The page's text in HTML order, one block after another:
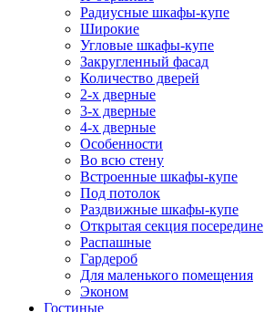
Радиусные шкафы-купе
Широкие
Угловые шкафы-купе
Закругленный фасад
Количество дверей
2-х дверные
3-х дверные
4-х дверные
Особенности
Во всю стену
Встроенные шкафы-купе
Под потолок
Раздвижные шкафы-купе
Открытая секция посередине
Распашные
Гардероб
Для маленького помещения
Эконом
Гостиные